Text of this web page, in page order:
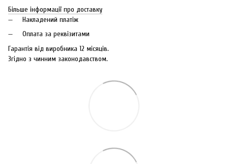
Більше інформації про доставку
Накладений платіж
Оплата за реквізитами
Гарантія від виробника 12 місяців.
Згідно з чинним законодавством.